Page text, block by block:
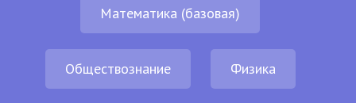
Математика (базовая)
Обществознание Физика